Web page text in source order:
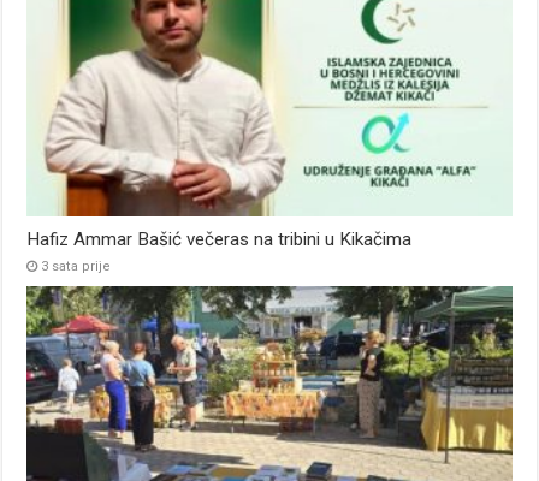
Hafiz Ammar Bašić večeras na tribini u Kikačima
3 sata prije